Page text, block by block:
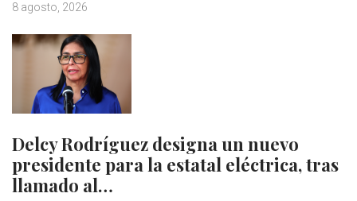
8 agosto, 2026
Delcy Rodríguez designa un nuevo
presidente para la estatal eléctrica, tras
llamado al…